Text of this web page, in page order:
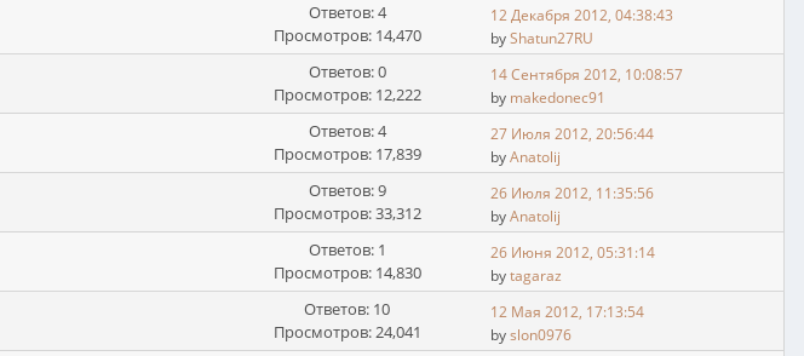
Ответов: 4
Просмотров: 14,470
12 Декабря 2012, 04:38:43
byShatun27RU
Ответов: 0
Просмотров: 12,222
14 Сентября 2012, 10:08:57
by makedonec91
Ответов: 4
Просмотров: 17,839
27 Июля 2012, 20:56:44
byAnatolij
Ответов: 9
Просмотров: 33,312
26 Июля 2012, 11:35:56
byAnatolij
Ответов: 1
Просмотров: 14,830
26 Июня 2012, 05:31:14
bytagaraz
Ответов: 10
Просмотров: 24,041
12 Мая 2012, 17:13:54
byslon0976